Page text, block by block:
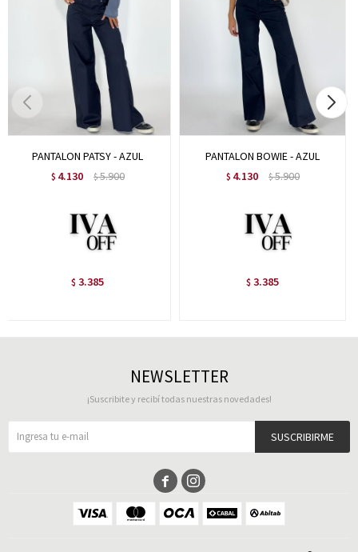
PANTALON PATSY - AZUL
$ 4.130 $5.900
$ 3.385
PANTALON BOWIE - AZUL
$ 4.130 $5.900
$ 3.385
NEWSLETTER
¡Suscribite y recibí todas nuestras novedades!
SUSCRIBIRME
 